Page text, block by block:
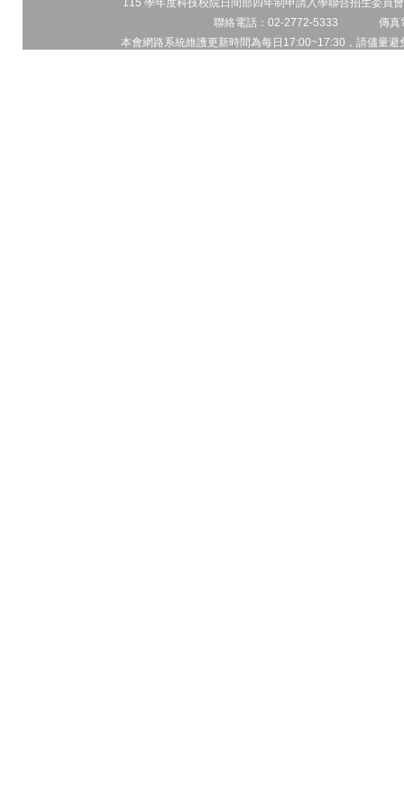
115 學年度科技校院日間部四年制申請入學聯合招生委
聯絡電話：02-2772-5333 傳
本會網路系統維護更新時間為每日17:00~17:30，請儘量